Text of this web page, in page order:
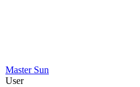
Master Sun
User